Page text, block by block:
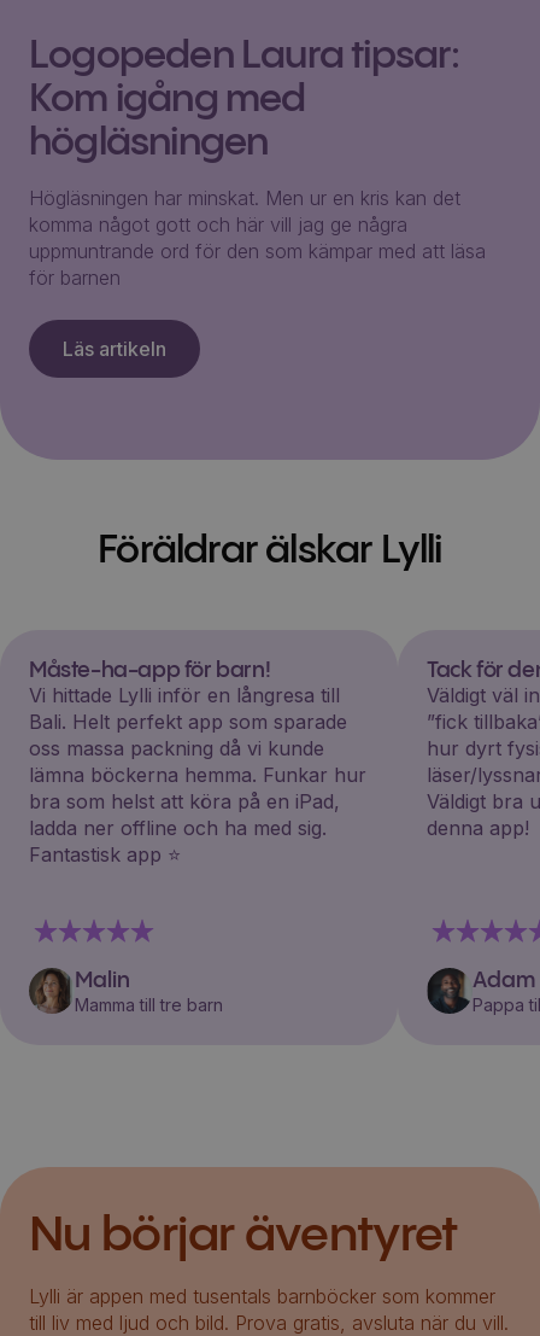
Logopeden Laura tipsar:
Kom igång med
högläsningen
Högläsningen har minskat. Men ur en kris kan det
komma något gott och här vill jag ge några
uppmuntrande ord för den som kämpar med att läsa
för barnen
Läs artikeln
Föräldrar älskar Lylli
Måste-ha-app för barn!
Vi hittade Lylli inför en långresa till
Bali. Helt perfekt app som sparade
oss massa packning då vi kunde
lämna böckerna hemma. Funkar hur
bra som helst att köra på en iPad,
ladda ner offline och ha med sig.
Fantastisk app ⭐️
Malin
Mamma till tre barn
Tack för
Väldigt väl
”fick
hur dyrt
läser/
Väldigt bra
denna app!
Adam
Pappa
Nu börjar äventyret
Lylli är appen med tusentals barnböcker som kommer
till liv med ljud och bild. Prova gratis, avsluta när du vill.